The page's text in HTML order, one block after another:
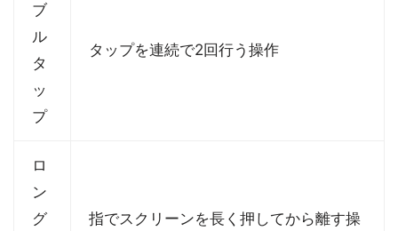
ブ
ル
タ
ッ
プ
タップを連続で2回行う操作
ロ
ン
グ
指でスクリーンを長く押してから離す操